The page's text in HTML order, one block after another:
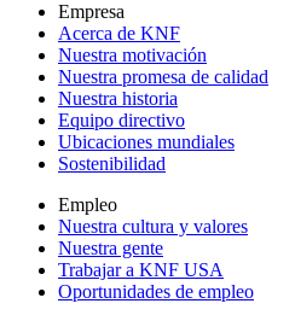
Empresa
Acerca de KNF
Nuestra motivación
Nuestra promesa de calidad
Nuestra historia
Equipo directivo
Ubicaciones mundiales
Sostenibilidad
Empleo
Nuestra cultura y valores
Nuestra gente
Trabajar a KNF USA
Oportunidades de empleo